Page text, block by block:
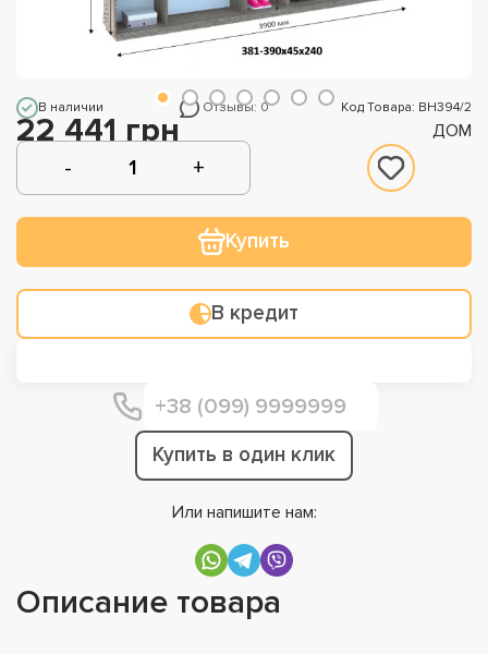
В наличии Отзывы: 0 Код Товара: ВН394/2
22 441 грн ДОМ
Купить
В кредит
Купить в один клик
Или напишите нам:
Описание товара